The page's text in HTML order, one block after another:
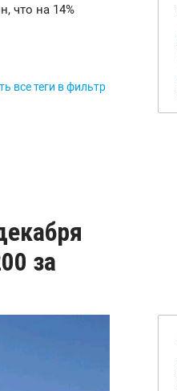
что на 14%
все теги в фильтр
за